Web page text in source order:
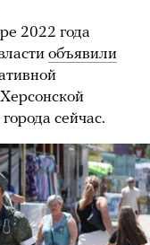
2022 года
объявили
сейчас.